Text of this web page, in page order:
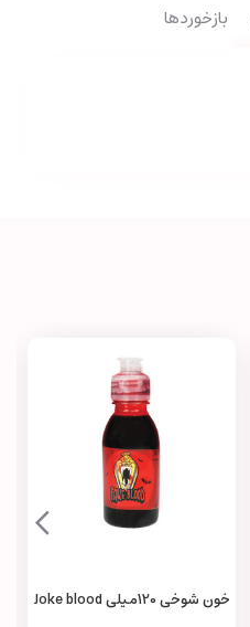
بازخوردها
خون شوخی 120میلی Joke blood